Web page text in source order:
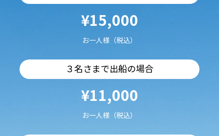
¥15,000
お一人様（税込）
３名さまで出船の場合
¥11,000
お一人様（税込）